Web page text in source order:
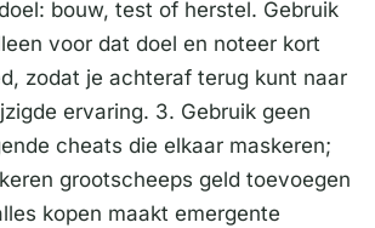
bouw, test of herstel. Gebruik
voor dat doel en noteer kort
zodat je achteraf terug kunt naar
ervaring. 3. Gebruik geen
cheats die elkaar maskeren;
grootscheeps geld toevoegen
kopen maakt emergente